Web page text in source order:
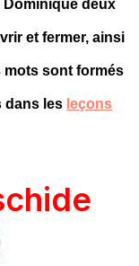
deux
et fermer, ainsi
mots sont formés
dans les leçons